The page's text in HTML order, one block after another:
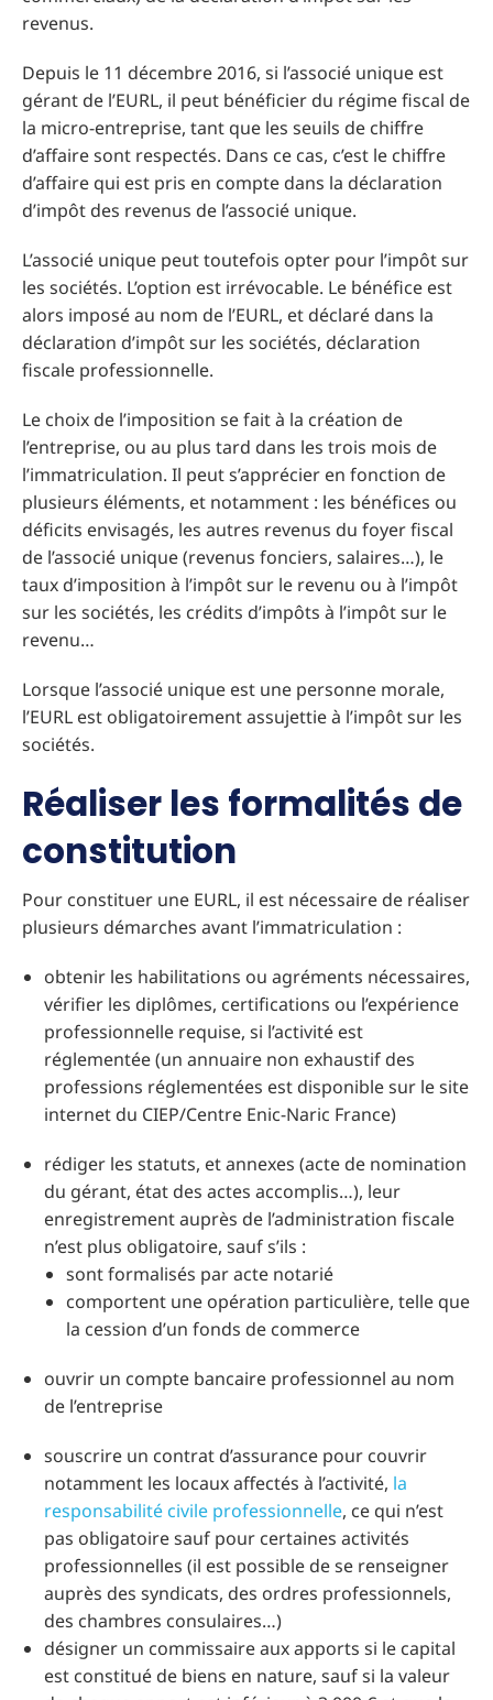
revenus.
Depuis le 11 décembre 2016, si l’associé unique est
gérant de l’EURL, il peut bénéficier du régime fiscal de
la micro-entreprise, tant que les seuils de chiffre
d’affaire sont respectés. Dans ce cas, c’est le chiffre
d’affaire qui est pris en compte dans la déclaration
d’impôt des revenus de l’associé unique.
L’associé unique peut toutefois opter pour l’impôt sur
les sociétés. L’option est irrévocable. Le bénéfice est
alors imposé au nom de l’EURL, et déclaré dans la
déclaration d’impôt sur les sociétés, déclaration
fiscale professionnelle.
Le choix de l’imposition se fait à la création de
l’entreprise, ou au plus tard dans les trois mois de
l’immatriculation. Il peut s’apprécier en fonction de
plusieurs éléments, et notamment : les bénéfices ou
déficits envisagés, les autres revenus du foyer fiscal
de l’associé unique (revenus fonciers, salaires…), le
taux d’imposition à l’impôt sur le revenu ou à l’impôt
sur les sociétés, les crédits d’impôts à l’impôt sur le
revenu…
Lorsque l’associé unique est une personne morale,
l’EURL est obligatoirement assujettie à l’impôt sur les
sociétés.
Réaliser les formalités de
constitution
Pour constituer une EURL, il est nécessaire de réaliser
plusieurs démarches avant l’immatriculation :
obtenir les habilitations ou agréments nécessaires,
vérifier les diplômes, certifications ou l’expérience
professionnelle requise, si l’activité est
réglementée (un annuaire non exhaustif des
professions réglementées est disponible sur le site
internet du CIEP/Centre Enic-Naric France)
rédiger les statuts, et annexes (acte de nomination
du gérant, état des actes accomplis…), leur
enregistrement auprès de l’administration fiscale
n’est plus obligatoire, sauf s’ils :
sont formalisés par acte notarié
comportent une opération particulière, telle que
la cession d’un fonds de commerce
ouvrir un compte bancaire professionnel au nom
de l’entreprise
souscrire un contrat d’assurance pour couvrir
notamment les locaux affectés à l’activité, la
responsabilité civile professionnelle, ce qui n’est
pas obligatoire sauf pour certaines activités
professionnelles (il est possible de se renseigner
auprès des syndicats, des ordres professionnels,
des chambres consulaires…)
désigner un commissaire aux apports si le capital
est constitué de biens en nature, sauf si la valeur